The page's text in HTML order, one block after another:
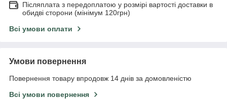
Післяплата з передоплатою у розмірі вартості доставки в
обидві сторони (мінімум 120грн)
Всі умови оплати
Умови повернення
Повернення товару впродовж 14 днів за домовленістю
Всі умови повернення